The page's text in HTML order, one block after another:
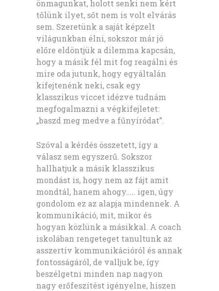
önmagunkat, holott senki nem kért
tőlünk ilyet, sőt nem is volt elvárás
sem. Szeretünk a saját képzelt
világunkban élni, sokszor már jó
előre eldöntjük a dilemma kapcsán,
hogy a másik fél mit fog reagálni és
mire oda jutunk, hogy egyáltalán
kifejtenénk neki, csak egy
klasszikus viccet idézve tudnám
megfogalmazni a végkifejletet:
„baszd meg medve a fűnyíródat”.
Szóval a kérdés összetett, így a
válasz sem egyszerű. Sokszor
hallhatjuk a másik klasszikus
mondást is, hogy nem az fájt amit
mondtál, hanem ahogy….. igen, úgy
gondolom ez az alapja mindennek. A
kommunikáció, mit, mikor és
hogyan közlünk a másikkal. A coach
iskolában rengeteget tanultunk az
asszertív kommunikációról és annak
fontosságáról, de valljuk be, így
beszélgetni minden nap nagyon
nagy erőfeszítést igényelne, hiszen